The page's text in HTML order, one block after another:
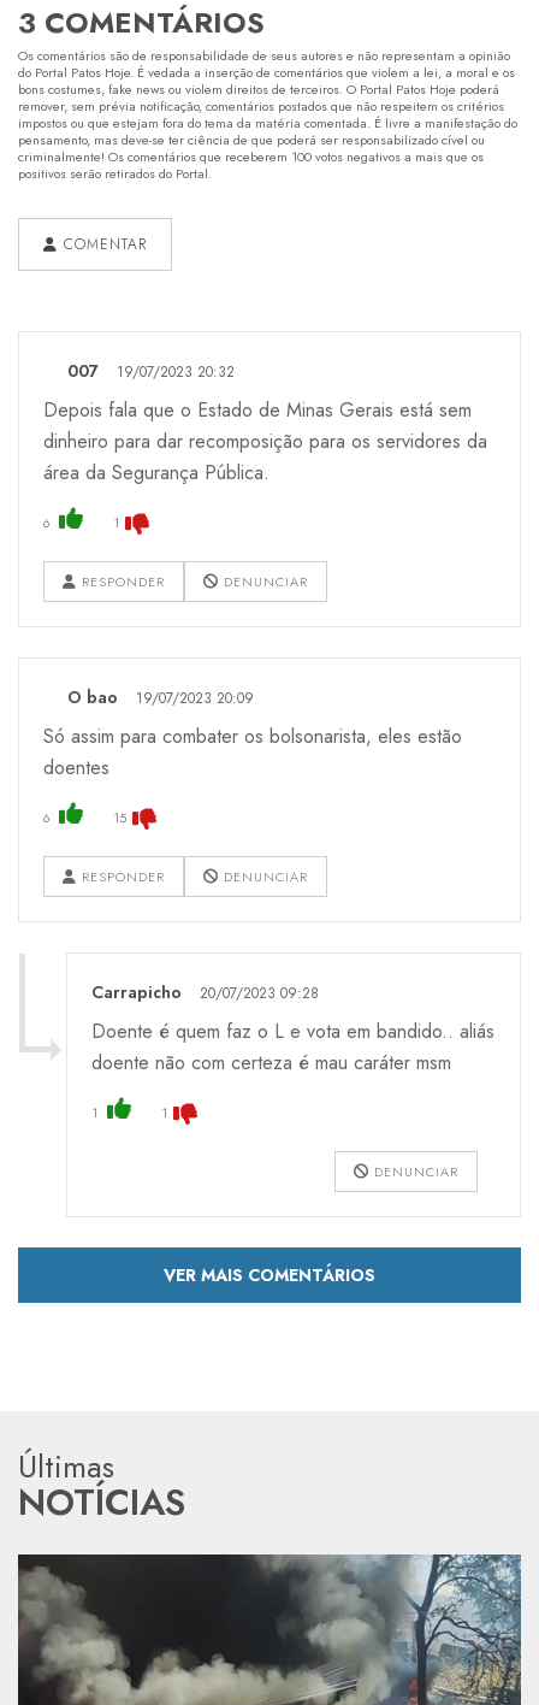
3 COMENTÁRIOS
Os comentários são de responsabilidade de seus autores e não representam a opinião
do Portal Patos Hoje. É vedada a inserção de comentários que violem a lei, a moral e os
bons costumes, fake news ou violem direitos de terceiros. O Portal Patos Hoje poderá
remover, sem prévia notificação, comentários postados que não respeitem os critérios
impostos ou que estejam fora do tema da matéria comentada. É livre a manifestação do
pensamento, mas deve-se ter ciência de que poderá ser responsabilizado cível ou
criminalmente! Os comentários que receberem 100 votos negativos a mais que os
positivos serão retirados do Portal.
COMENTAR
007 19/07/2023 20:32
Depois fala que o Estado de Minas Gerais está sem
dinheiro para dar recomposição para os servidores da
área da Segurança Pública.
6 1
RESPONDER DENUNCIAR
O bao 19/07/2023 20:09
Só assim para combater os bolsonarista, eles estão
doentes
6 15
RESPONDER DENUNCIAR
Carrapicho 20/07/2023 09:28
Doente é quem faz o L e vota em bandido.. aliás
doente não com certeza é mau caráter msm
1 1
DENUNCIAR
VER MAIS COMENTÁRIOS
Últimas
NOTÍCIAS